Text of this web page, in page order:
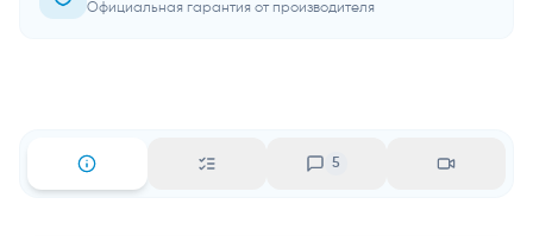
Официальная гарантия от производителя
5